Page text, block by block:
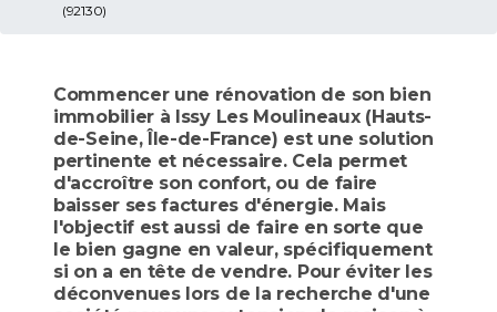
(92130)
Commencer une rénovation de son bien
immobilier à Issy Les Moulineaux (Hauts-
de-Seine, Île-de-France) est une solution
pertinente et nécessaire. Cela permet
d'accroître son confort, ou de faire
baisser ses factures d'énergie. Mais
l'objectif est aussi de faire en sorte que
le bien gagne en valeur, spécifiquement
si on a en tête de vendre. Pour éviter les
déconvenues lors de la recherche d'une